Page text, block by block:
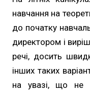
навчання на
до початку
директором і
речі, досить
інших таких
на увазі, що не